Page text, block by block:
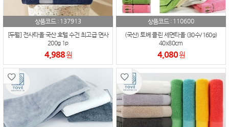
상품코드 : 137913
[두웰] 전사타올 국산 호텔 수건 최고급 면사
200g 1p
4,988원
상품코드 : 110600
(국산) 토베 클린 세면타올 (30수/160g)
40x80cm
4,080원